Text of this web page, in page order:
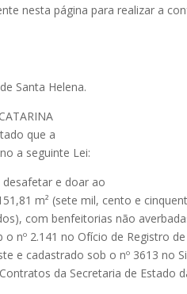
nesta página para realizar a
Santa Helena.
que a
a seguinte Lei:
desafetar e doar ao
m² (sete mil, cento e
com benfeitorias não
nº 2.141 no Ofício de Registro de
e cadastrado sob o nº 3613 no
da Secretaria de Estado